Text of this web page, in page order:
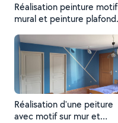
Réalisation peinture motif
mural et peinture plafond
murs gouttelettes
Réalisation d'une peiture
avec motif sur mur et